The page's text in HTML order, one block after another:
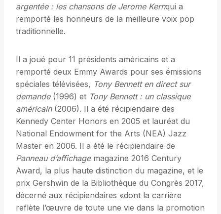
argentée : les chansons de Jerome Kernqui a
remporté les honneurs de la meilleure voix pop
traditionnelle.
Il a joué pour 11 présidents américains et a
remporté deux Emmy Awards pour ses émissions
spéciales télévisées, Tony Bennett en direct sur
demande(1996) et Tony Bennett : un classique
américain(2006). Il a été récipiendaire des
Kennedy Center Honors en 2005 et lauréat du
National Endowment for the Arts (NEA) Jazz
Master en 2006. Il a été le récipiendaire de
Panneau d’affichagemagazine 2016 Century
Award, la plus haute distinction du magazine, et le
prix Gershwin de la Bibliothèque du Congrès 2017,
décerné aux récipiendaires «dont la carrière
reflète l’œuvre de toute une vie dans la promotion